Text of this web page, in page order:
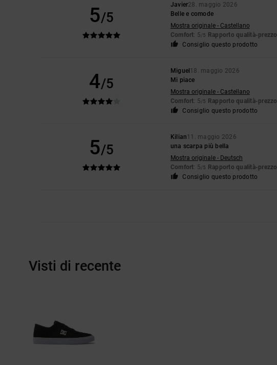
5/5
Javier28. maggio 2026
Belle e comode
Mostra originale - Castellano
Comfort: 5/5 Rapporto qualità-prezzo
Consiglio questo prodotto
4/5
Miguel18. maggio 2026
Mi piace
Mostra originale - Castellano
Comfort: 5/5 Rapporto qualità-prezzo
Consiglio questo prodotto
5/5
Kilian11. maggio 2026
una scarpa più bella
Mostra originale - Deutsch
Comfort: 5/5 Rapporto qualità-prezzo
Consiglio questo prodotto
Visti di recente